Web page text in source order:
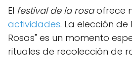
El festival de la rosaofrece
actividades. La elección de
Rosas" es un momento
rituales de recolección de